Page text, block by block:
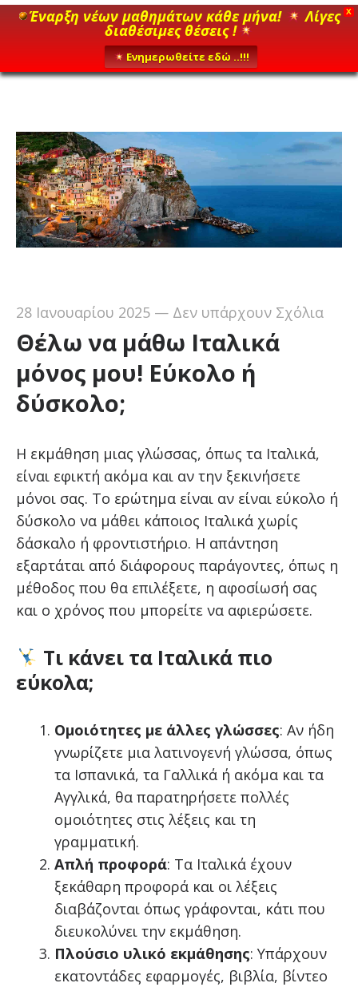
X
Έναρξη νέων μαθημάτων κάθε μήνα! Λίγες
διαθέσιμες θέσεις !
Ενημερωθείτε εδώ ..!!!
28 Ιανουαρίου 2025— Δεν υπάρχουν Σχόλια
Θέλω να μάθω Ιταλικά
μόνος μου! Εύκολο ή
δύσκολο;
Η εκμάθηση μιας γλώσσας, όπως τα Ιταλικά,
είναι εφικτή ακόμα και αν την ξεκινήσετε
μόνοι σας. Το ερώτημα είναι αν είναι εύκολο ή
δύσκολο να μάθει κάποιος Ιταλικά χωρίς
δάσκαλο ή φροντιστήριο. Η απάντηση
εξαρτάται από διάφορους παράγοντες, όπως η
μέθοδος που θα επιλέξετε, η αφοσίωσή σας
και ο χρόνος που μπορείτε να αφιερώσετε.
Τι κάνει τα Ιταλικά πιο
εύκολα;
Ομοιότητες με άλλες γλώσσες: Αν ήδη
γνωρίζετε μια λατινογενή γλώσσα, όπως
τα Ισπανικά, τα Γαλλικά ή ακόμα και τα
Αγγλικά, θα παρατηρήσετε πολλές
ομοιότητες στις λέξεις και τη
γραμματική.
Απλή προφορά: Τα Ιταλικά έχουν
ξεκάθαρη προφορά και οι λέξεις
διαβάζονται όπως γράφονται, κάτι που
διευκολύνει την εκμάθηση.
Πλούσιο υλικό εκμάθησης: Υπάρχουν
εκατοντάδες εφαρμογές, βιβλία, βίντεο